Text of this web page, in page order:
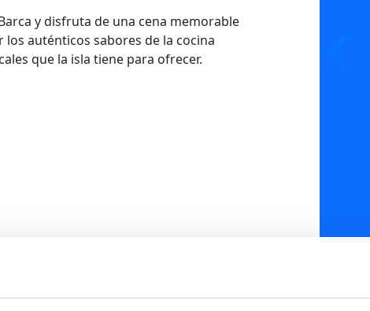
y disfruta de una cena memorable
auténticos sabores de la cocina
que la isla tiene para ofrecer.